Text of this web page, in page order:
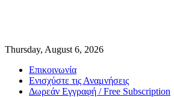
Thursday, August 6, 2026
Επικοινωνία
Ενισχύστε τις Αναμνήσεις
Δωρεάν Εγγραφή / Free Subscription